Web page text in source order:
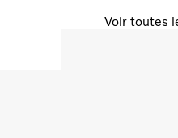
Voir toutes